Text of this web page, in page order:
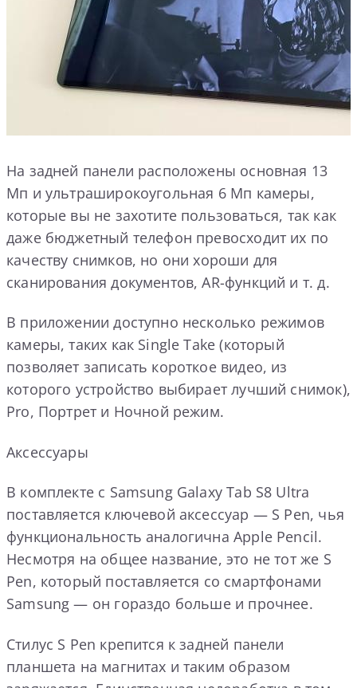
На задней панели расположены основная 13
Мп и ультраширокоугольная 6 Мп камеры,
которые вы не захотите пользоваться, так как
даже бюджетный телефон превосходит их по
качеству снимков, но они хороши для
сканирования документов, AR-функций и т. д.
В приложении доступно несколько режимов
камеры, таких как Single Take (который
позволяет записать короткое видео, из
которого устройство выбирает лучший снимок),
Pro, Портрет и Ночной режим.
Аксессуары
В комплекте с Samsung Galaxy Tab S8 Ultra
поставляется ключевой аксессуар — S Pen, чья
функциональность аналогична Apple Pencil.
Несмотря на общее название, это не тот же S
Pen, который поставляется со смартфонами
Samsung — он гораздо больше и прочнее.
Стилус S Pen крепится к задней панели
планшета на магнитах и таким образом